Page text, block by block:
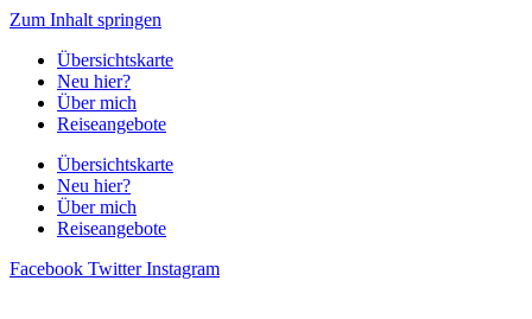
Zum Inhalt springen
Übersichtskarte
Neu hier?
Über mich
Reiseangebote
Übersichtskarte
Neu hier?
Über mich
Reiseangebote
Facebook Twitter Instagram